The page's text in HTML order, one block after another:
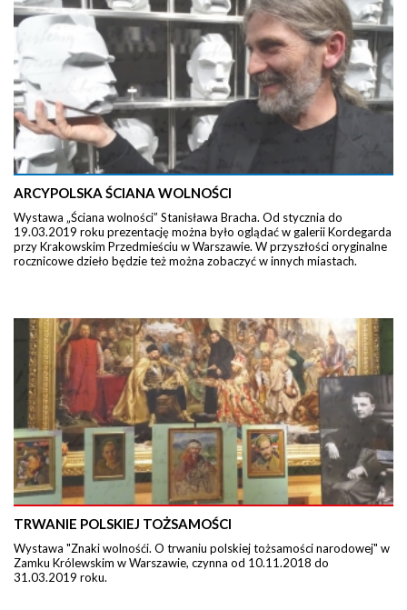
ARCYPOLSKA ŚCIANA WOLNOŚCI
Wystawa „Ściana wolności” Stanisława Bracha. Od stycznia do
19.03.2019 roku prezentację można było oglądać w galerii Kordegarda
przy Krakowskim Przedmieściu w Warszawie. W przyszłości oryginalne
rocznicowe dzieło będzie też można zobaczyć w innych miastach.
TRWANIE POLSKIEJ TOŻSAMOŚCI
Wystawa "Znaki wolnośći. O trwaniu polskiej tożsamości narodowej" w
Zamku Królewskim w Warszawie, czynna od 10.11.2018 do
31.03.2019 roku.